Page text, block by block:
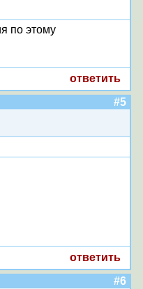
по этому
ответить
#5
ответить
#6